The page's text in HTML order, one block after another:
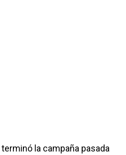
la campaña pasada